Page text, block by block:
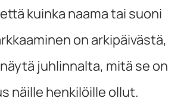
kuinka naama tai suoni
on arkipäivästä,
juhlinnalta, mitä se on
näille henkilöille ollut.